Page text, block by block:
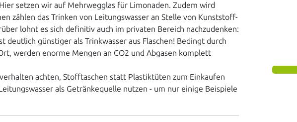
setzen wir auf Mehrwegglas für Limonaden. Zudem wird
zählen das Trinken von Leitungswasser an Stelle von Kunststoff-
lohnt es sich definitiv auch im privaten Bereich nachzudenken:
günstiger als Trinkwasser aus Flaschen! Bedingt durch
werden enorme Mengen an CO2 und Abgasen komplett
achten, Stofftaschen statt Plastiktüten zum Einkaufen
als Getränkequelle nutzen - um nur einige Beispiele